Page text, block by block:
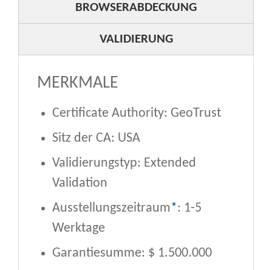
BROWSERABDECKUNG
VALIDIERUNG
MERKMALE
Certificate Authority: GeoTrust
Sitz der CA: USA
Validierungstyp: Extended
Validation
Ausstellungszeitraum*: 1-5
Werktage
Garantiesumme: $ 1.500.000